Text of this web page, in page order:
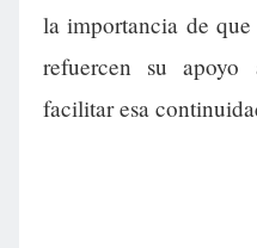
la importancia de
refuercen su
facilitar esa